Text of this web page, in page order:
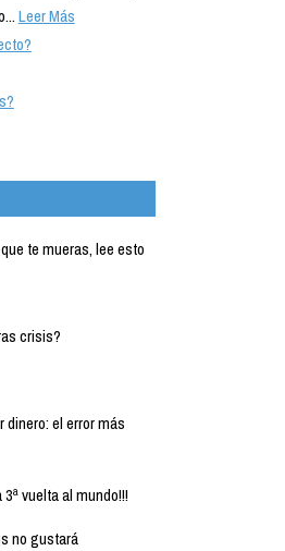
Leer Más
te mueras, lee esto
crisis?
el error más
vuelta al mundo!!!
no gustará